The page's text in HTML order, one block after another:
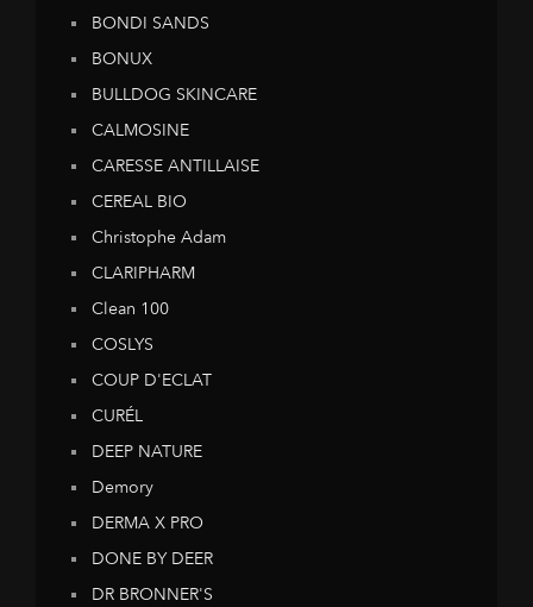
BONDI SANDS
BONUX
BULLDOG SKINCARE
CALMOSINE
CARESSE ANTILLAISE
CEREAL BIO
Christophe Adam
CLARIPHARM
Clean 100
COSLYS
COUP D'ECLAT
CURÉL
DEEP NATURE
Demory
DERMA X PRO
DONE BY DEER
DR BRONNER'S